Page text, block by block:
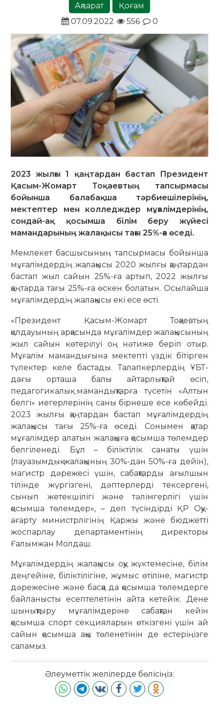
Ақпарат
Қоғам
07.09.2022
556 0
2023 жылғы 1 қаңтардан бастап Президент
Қасым-Жомарт Тоқаевтың тапсырмасы
бойынша балабақша тәрбиешілерінің,
мектептер мен колледждер мұғалімдерінің,
сондай-ақ қосымша білім беру жүйесі
мамандарының жалақысы тағы 25%-ға өседі.
Мемлекет басшысының тапсырмасы бойынша
мұғалімдердің жалақысы 2020 жылғы қаңтардан
бастап жыл сайын 25%-ға артып, 2022 жылғы
қаңтарда тағы 25%-ға өскен болатын. Осылайша
мұғалімдердің жалақысы екі есе өсті.
«Президент Қасым-Жомарт Тоқаевтың
қолдауының арқасында мұғалімдер жалақысының
жыл сайын көтерілуі оң нәтиже беріп отыр.
Мұғалім мамандығына мектепті үздік бітірген
түлектер келе бастады. Талапкерлердің ҰБТ-
дағы орташа балы айтарлықтай өсіп,
педагогикалық мамандықтарға түсетін «Алтын
белгі» иегерлерінің саны бірнеше есе көбейді.
2023 жылғы қаңтардан бастап мұғалімдердің
жалақысы тағы 25%-ға өседі. Сонымен қатар
мұғалімдер алатын жалақыға қосымша төлемдер
белгіленеді. Бұл – біліктілік санаты үшін
(лауазымдық жалақының 30%-дан 50%-ға дейін),
магистр дәрежесі үшін, сабақтарды ағылшын
тілінде жүргізгені, дәптерлерді тексергені,
сынып жетекшілігі және тәлімгерлігі үшін
қосымша төлемдер», – деп түсіндірді ҚР Оқу-
ағарту министрлігінің Қаржы және бюджетті
жоспарлау департаментінің директоры
Ғалымжан Молдаш.
Мұғалімдердің жалақысы оқу жүктемесіне, білім
деңгейіне, біліктілігіне, жұмыс өтіліне, магистр
дәрежесіне және басқа да қосымша төлемдерге
байланысты есептелетінін айта кетейік. Дене
шынықтыру мұғалімдеріне сабақтан кейін
қосымша спорт секцияларын өткізгені үшін ай
сайын қосымша ақы төленетінін де естеріңізге
саламыз.
Әлеуметтік желілерде бөлісіңіз: